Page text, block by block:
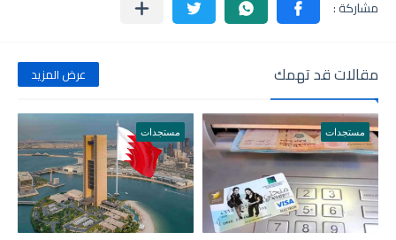
مقالات قد تهمك عرض المزيد
مستجدات مستجدات